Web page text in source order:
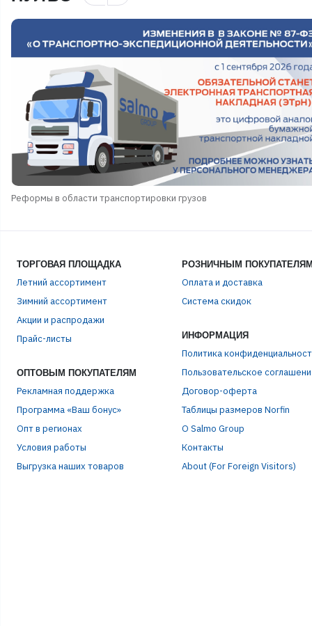
Реформы в области транспортировки грузов
ТОРГОВАЯ ПЛОЩАДКА
Летний ассортимент
Зимний ассортимент
Акции и распродажи
Прайс-листы
ОПТОВЫМ ПОКУПАТЕЛЯМ
Рекламная поддержка
Программа «Ваш бонус»
Опт в регионах
Условия работы
Выгрузка наших товаров
РОЗНИЧНЫМ
Оплата и доставка
Система скидок
ИНФОРМАЦИЯ
Политика
Пользовательское
Договор-оферта
Таблицы размеров Norfin
О Salmo Group
Контакты
About (For Foreign Visitors)